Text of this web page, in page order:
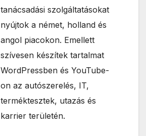
tanácsadási szolgáltatásokat
nyújtok a német, holland és
angol piacokon. Emellett
szívesen készítek tartalmat
WordPressben és YouTube-
on az autószerelés, IT,
terméktesztek, utazás és
karrier területén.